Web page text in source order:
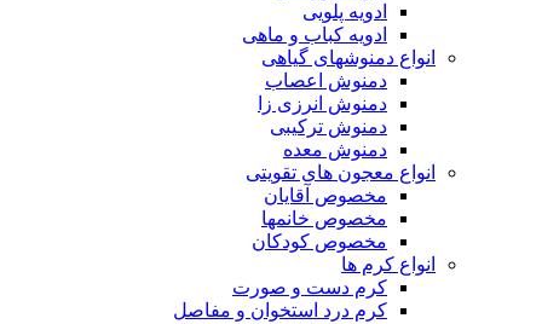
ادویه پلویی
ادویه کباب و ماهی
انواع دمنوشهای گیاهی
دمنوش اعصاب
دمنوش انرزی زا
دمنوش ترکیبی
دمنوش معده
انواع معجون های تقویتی
مخصوص آقایان
مخصوص خانمها
مخصوص کودکان
انواع کرم ها
کرم دست و صورت
کرم درد استخوان و مفاصل